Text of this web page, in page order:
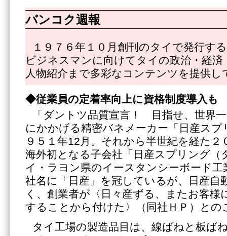
バンコク週報
１９７６年１０月創刊のタイで発行す
ビジネスマンに向けてタイの政治・経
人物紹介まで多彩なコンテンツを提供し
◆従業員の定着率向上に資格制度導入も
「ダントツ品質宣言！ 目指せ、世界
にかかげる精密バネメーカー「日産スプ
９５１年12月。それから半世紀を経た２
海外初となる子会社「日産スプリング（
イ・ラヨン県のイースタンシーボード工
社名に「日産」を冠しているが、日産自
く、創業者が〈日々産ずる、またお客様
することから付けた〉（同社ＨＰ）との
タイ工場の製造品目は、線ばねと板ば